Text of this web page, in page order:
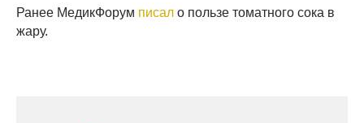
Ранее МедикФорум писал о пользе томатного сока в
жару.